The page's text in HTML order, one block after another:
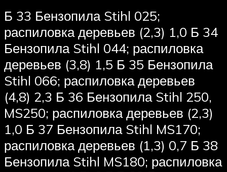
Б 33 Бензопила Stihl 025;
распиловка деревьев (2,3) 1,0 Б 34
Бензопила Stihl 044; распиловка
деревьев (3,8) 1,5 Б 35 Бензопила
Stihl 066; распиловка деревьев
(4,8) 2,3 Б 36 Бензопила Stihl 250,
MS250; распиловка деревьев (2,3)
1,0 Б 37 Бензопила Stihl MS170;
распиловка деревьев (1,3) 0,7 Б 38
Бензопила Stihl MS180; распиловка